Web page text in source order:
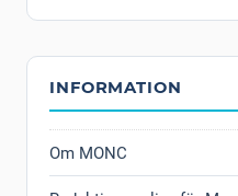
INFORMATION
Om MONC